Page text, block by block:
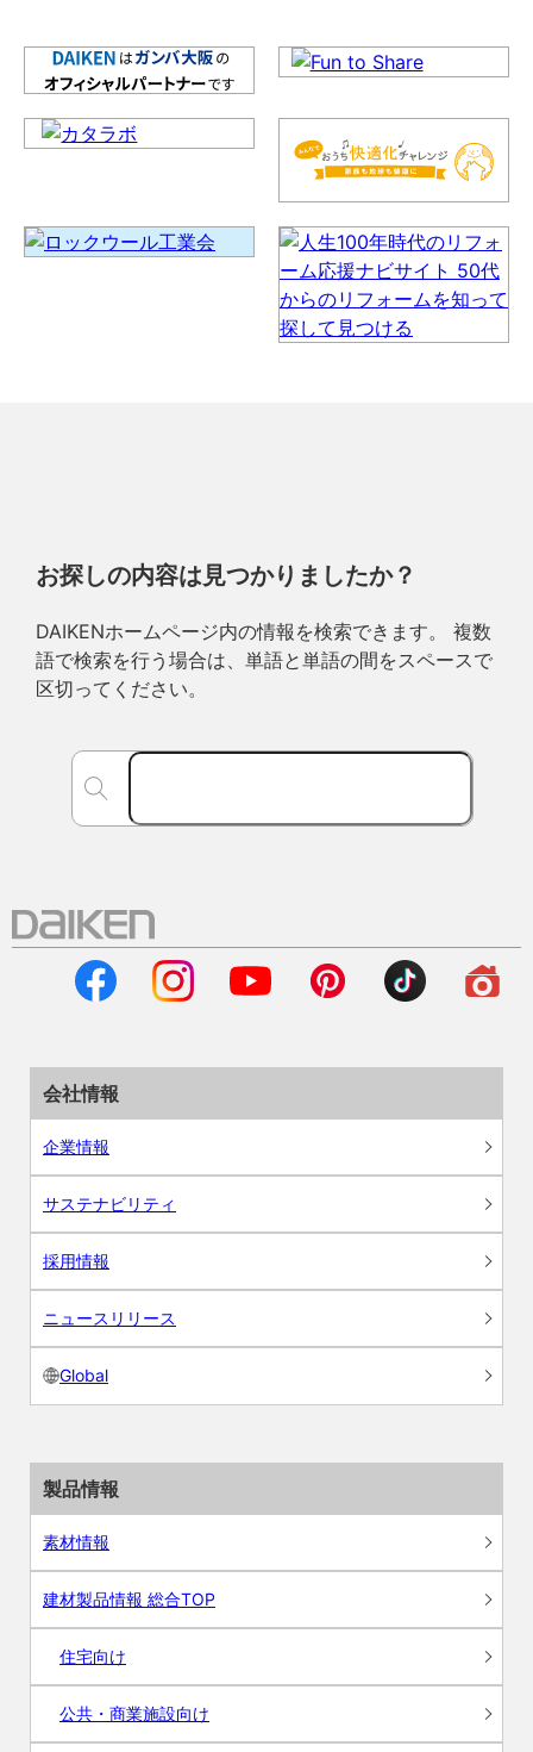
お探しの内容は見つかりましたか？
DAIKENホームページ内の情報を検索できます。 複数
語で検索を行う場合は、単語と単語の間をスペースで
区切ってください。
会社情報
企業情報
サステナビリティ
採用情報
ニュースリリース
Global
製品情報
素材情報
建材製品情報 総合TOP
住宅向け
公共・商業施設向け